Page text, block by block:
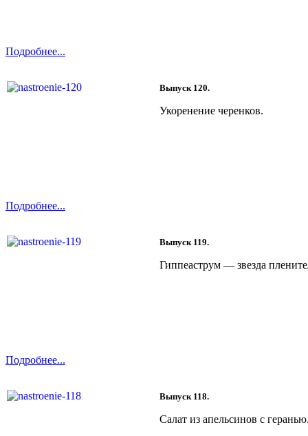
Подробнее...
Выпуск 120.
Укоренение черенков.
Подробнее...
Выпуск 119.
Гиппеаструм — звезда
Подробнее...
Выпуск 118.
Салат из апельсинов с